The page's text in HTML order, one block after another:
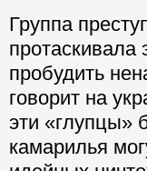
Группа
протаскивала
пробудить
говорит на
эти «глупцы»
камарилья